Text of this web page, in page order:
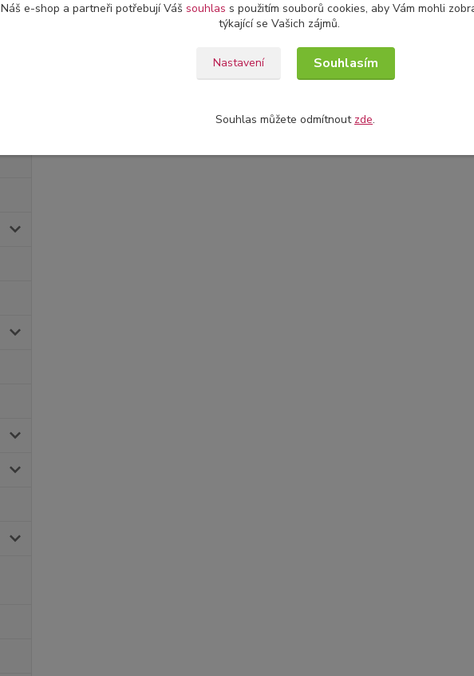
Náš e-shop a partneři potřebují Váš souhlas s použitím souborů cookies, aby Vám mohli
týkající se Vašich zájmů.
Nastavení Souhlasím
Souhlas můžete odmítnout zde.